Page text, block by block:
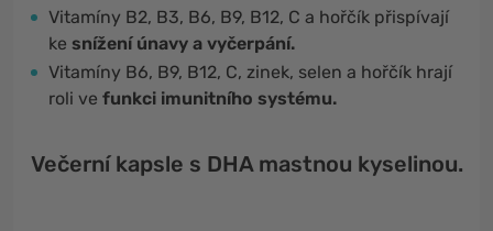
Vitamíny B2, B3, B6, B9, B12, C a hořčík přispívají
ke snížení únavy a vyčerpání.
Vitamíny B6, B9, B12, C, zinek, selen a hořčík hrají
roli ve funkci imunitního systému.
Večerní kapsle s DHA mastnou kyselinou.